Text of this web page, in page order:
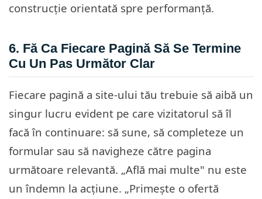
construcție orientată spre performanță.
6. Fă Ca Fiecare Pagină Să Se Termine
Cu Un Pas Următor Clar
Fiecare pagină a site-ului tău trebuie să aibă un
singur lucru evident pe care vizitatorul să îl
facă în continuare: să sune, să completeze un
formular sau să navigheze către pagina
următoare relevantă. „Află mai multe" nu este
un îndemn la acțiune. „Primește o ofertă